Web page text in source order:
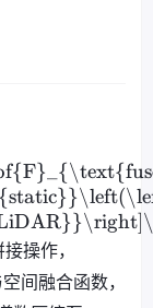
操作，
间融合函数，